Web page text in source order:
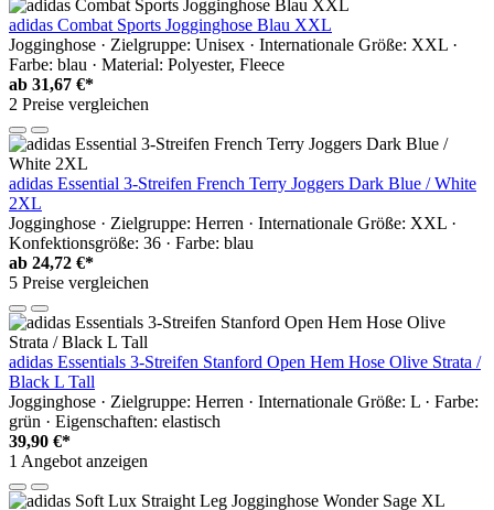
adidas Combat Sports Jogginghose Blau XXL
Jogginghose · Zielgruppe: Unisex · Internationale Größe: XXL ·
Farbe: blau · Material: Polyester, Fleece
ab 31,67 €*
2 Preise vergleichen
adidas Essential 3-Streifen French Terry Joggers Dark Blue / White
2XL
Jogginghose · Zielgruppe: Herren · Internationale Größe: XXL ·
Konfektionsgröße: 36 · Farbe: blau
ab 24,72 €*
5 Preise vergleichen
adidas Essentials 3-Streifen Stanford Open Hem Hose Olive Strata /
Black L Tall
Jogginghose · Zielgruppe: Herren · Internationale Größe: L · Farbe:
grün · Eigenschaften: elastisch
39,90 €*
1 Angebot anzeigen